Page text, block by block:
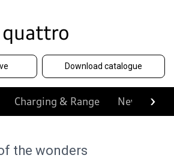
quattro
Download catalogue
Charging & Range New ›
the wonders